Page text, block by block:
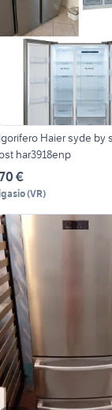
Haier syde by
har3918enp
€
(VR)